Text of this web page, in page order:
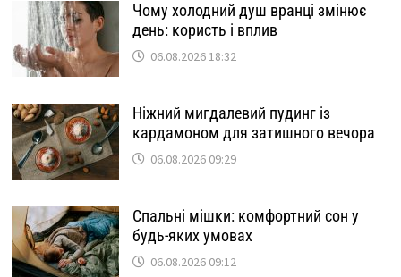
Чому холодний душ вранці змінює
день: користь і вплив
06.08.2026 18:32
Ніжний мигдалевий пудинг із
кардамоном для затишного вечора
06.08.2026 09:29
Спальні мішки: комфортний сон у
будь-яких умовах
06.08.2026 09:12